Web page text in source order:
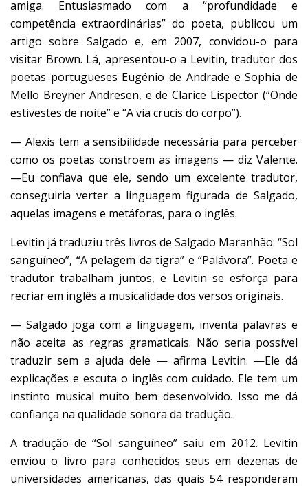
amiga. Entusiasmado com a “profundidade e
competência extraordinárias” do poeta, publicou um
artigo sobre Salgado e, em 2007, convidou-o para
visitar Brown. Lá, apresentou-o a Levitin, tradutor dos
poetas portugueses Eugénio de Andrade e Sophia de
Mello Breyner Andresen, e de Clarice Lispector (“Onde
estivestes de noite” e “A via crucis do corpo”).
— Alexis tem a sensibilidade necessária para perceber
como os poetas constroem as imagens — diz Valente.
—Eu confiava que ele, sendo um excelente tradutor,
conseguiria verter a linguagem figurada de Salgado,
aquelas imagens e metáforas, para o inglês.
Levitin já traduziu três livros de Salgado Maranhão: “Sol
sanguíneo”, “A pelagem da tigra” e “Palávora”. Poeta e
tradutor trabalham juntos, e Levitin se esforça para
recriar em inglês a musicalidade dos versos originais.
— Salgado joga com a linguagem, inventa palavras e
não aceita as regras gramaticais. Não seria possível
traduzir sem a ajuda dele — afirma Levitin. —Ele dá
explicações e escuta o inglês com cuidado. Ele tem um
instinto musical muito bem desenvolvido. Isso me dá
confiança na qualidade sonora da tradução.
A tradução de “Sol sanguíneo” saiu em 2012. Levitin
enviou o livro para conhecidos seus em dezenas de
universidades americanas, das quais 54 responderam